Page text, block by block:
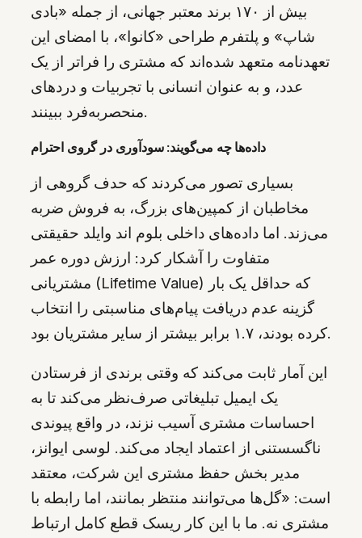
بیش از ۱۷۰ برند معتبر جهانی، از جمله «بادی
شاپ» و پلتفرم طراحی «کانوا»، با امضای این
تعهدنامه‌ متعهد شده‌اند که مشتری را فراتر از یک
عدد، و به عنوان انسانی با تجربیات و دردهای
منحصربه‌فرد ببینند.
داده‌ها چه می‌گویند: سودآوری در گروی احترام
بسیاری تصور می‌کردند که حدف گروهی از
مخاطبان از کمپین‌های بزرگ، به فروش ضربه
می‌زند. اما داده‌های داخلی بلوم اند وایلد حقیقتی
متفاوت را آشکار کرد: ارزش دوره عمر
مشتریانی (Lifetime Value) که حداقل یک بار
گزینه عدم دریافت پیام‌های مناسبتی را انتخاب
کرده بودند، ۱.۷ برابر بیشتر از سایر مشتریان بود.
این آمار ثابت می‌کند که وقتی برندی از فرستادن
یک ایمیل تبلیغاتی صرف‌نظر می‌کند تا به
احساسات مشتری آسیب نزند، در واقع پیوندی
ناگسستنی از اعتماد ایجاد می‌کند. لوسی ایوانز،
مدیر بخش حفظ مشتری این شرکت، معتقد
است: «گل‌ها می‌توانند منتظر بمانند، اما رابطه با
مشتری نه. ما با این کار ریسک قطع کامل ارتباط